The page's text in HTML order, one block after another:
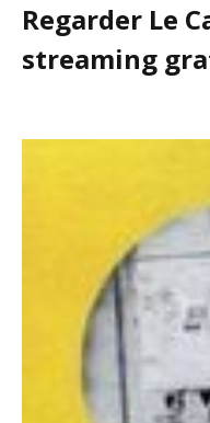
Regarder Le
streaming